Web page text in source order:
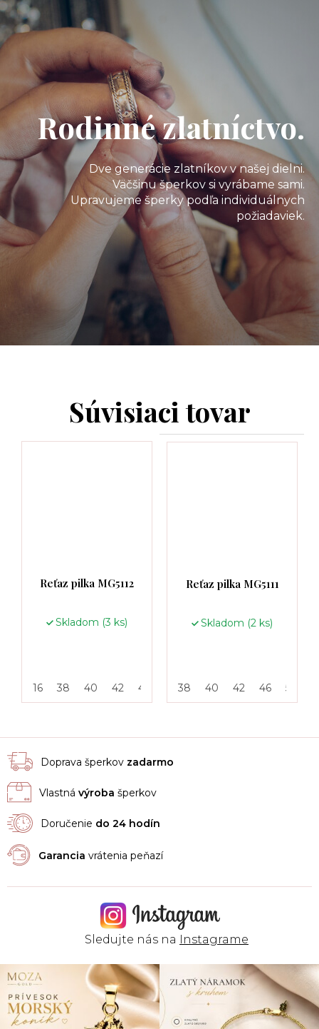
Rodinné zlatníctvo.
Dve generácie zlatníkov v našej dielni.
Väčšinu šperkov si vyrábame sami.
Upravujeme šperky podľa individuálnych
požiadaviek.
Súvisiaci tovar
Reťaz pilka MG5112
Skladom (3 ks)
16 38 40 42 46
Reťaz pilka MG5111
Skladom (2 ks)
38 40 42 46 50
Doprava šperkov zadarmo
Vlastná výroba šperkov
Doručenie do 24 hodín
Garancia vrátenia peňazí
Sledujte nás na Instagrame